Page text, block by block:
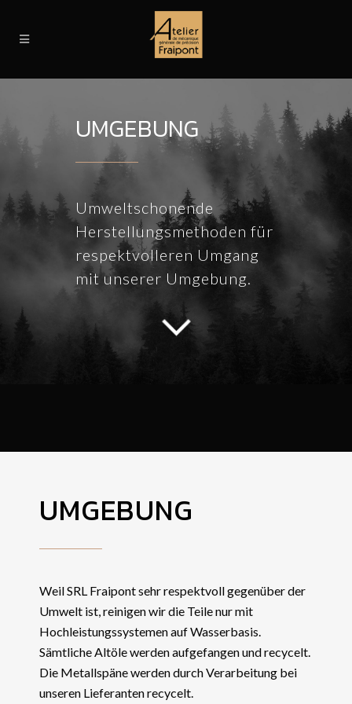
UMGEBUNG
Umweltschonende
Herstellungsmethoden für
respektvolleren Umgang
mit unserer Umgebung.
UMGEBUNG
Weil SRL Fraipont sehr respektvoll gegenüber der
Umwelt ist, reinigen wir die Teile nur mit
Hochleistungssystemen auf Wasserbasis.
Sämtliche Altöle werden aufgefangen und recycelt.
Die Metallspäne werden durch Verarbeitung bei
unseren Lieferanten recycelt.